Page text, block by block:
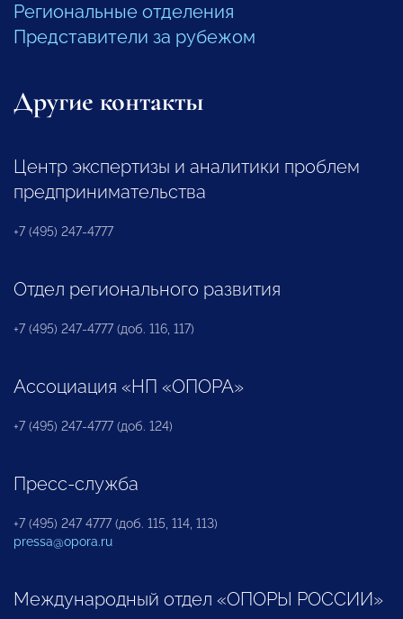
Региональные отделения
Представители за рубежом
Другие контакты
Центр экспертизы и аналитики проблем
предпринимательства
+7 (495) 247-4777
Отдел регионального развития
+7 (495) 247-4777 (доб. 116, 117)
Ассоциация «НП «ОПОРА»
+7 (495) 247-4777 (доб. 124)
Пресс-служба
+7 (495) 247 4777 (доб. 115, 114, 113)
pressa@opora.ru
Международный отдел «ОПОРЫ РОССИИ»